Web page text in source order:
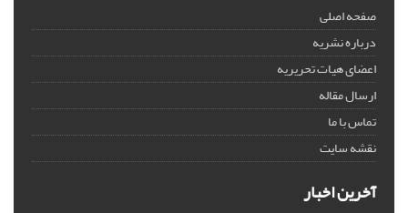
صفحه اصلی
درباره نشریه
اعضای هیات تحریریه
ارسال مقاله
تماس با ما
نقشه سایت
آخرین اخبار